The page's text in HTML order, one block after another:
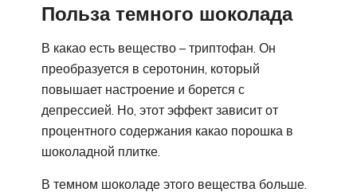
Польза темного шоколада
В какао есть вещество – триптофан. Он
преобразуется в серотонин, который
повышает настроение и борется с
депрессией. Но, этот эффект зависит от
процентного содержания какао порошка в
шоколадной плитке.
В темном шоколаде этого вещества больше.